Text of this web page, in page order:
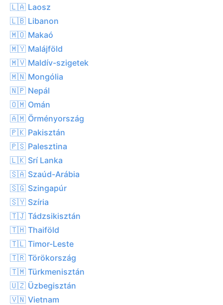
🇱🇦 Laosz
🇱🇧 Libanon
🇲🇴 Makaó
🇲🇾 Malájföld
🇲🇻 Maldív-szigetek
🇲🇳 Mongólia
🇳🇵 Nepál
🇴🇲 Omán
🇦🇲 Örményország
🇵🇰 Pakisztán
🇵🇸 Palesztina
🇱🇰 Srí Lanka
🇸🇦 Szaúd-Arábia
🇸🇬 Szingapúr
🇸🇾 Szíria
🇹🇯 Tádzsikisztán
🇹🇭 Thaiföld
🇹🇱 Timor-Leste
🇹🇷 Törökország
🇹🇲 Türkmenisztán
🇺🇿 Üzbegisztán
🇻🇳 Vietnam